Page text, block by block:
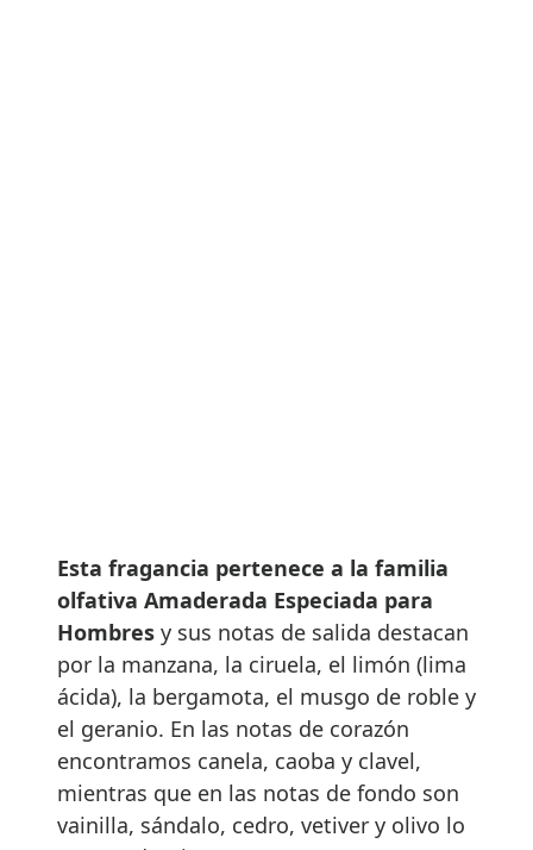
Esta fragancia pertenece a la familia
olfativa Amaderada Especiada para
Hombres y sus notas de salida destacan
por la manzana, la ciruela, el limón (lima
ácida), la bergamota, el musgo de roble y
el geranio. En las notas de corazón
encontramos canela, caoba y clavel,
mientras que en las notas de fondo son
vainilla, sándalo, cedro, vetiver y olivo lo